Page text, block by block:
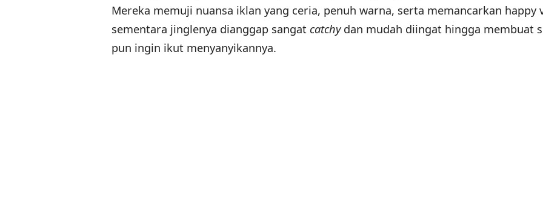
Mereka memuji nuansa iklan yang ceria, penuh warna, serta memancarkan happy
sementara jinglenya dianggap sangat catchydan mudah diingat hingga membuat
pun ingin ikut menyanyikannya.